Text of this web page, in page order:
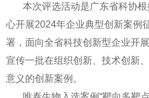
本次评选活动是广东省科协根
心开展2024年企业典型创新案例
署，面向全省科技创新型企业开
宣传一批在组织创新、技术创新
意义的创新案例。